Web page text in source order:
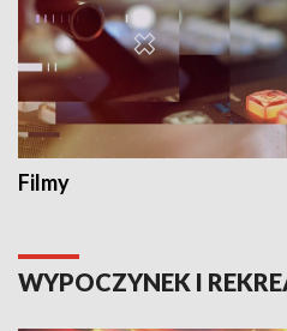
Filmy
WYPOCZYNEK I